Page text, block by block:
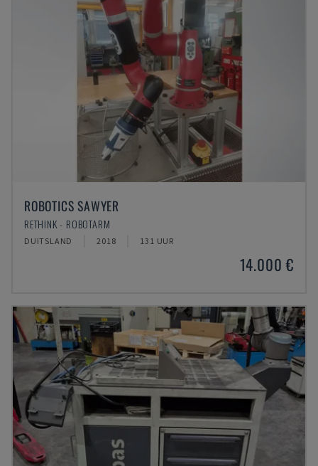
ROBOTICS SAWYER
RETHINK - ROBOTARM
DUITSLAND 2018 131 UUR
14.000 €